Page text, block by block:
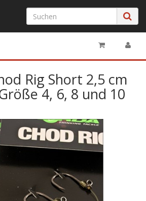
Rig Short 2,5 cm
4, 6, 8 und 10